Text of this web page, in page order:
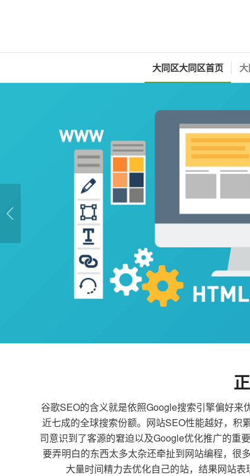
大同区大同区首页
谷歌SEO的含义就是依照Google搜索引擎偏好
近七成的全球搜索份额。网站SEO性能越好，积
司意识到了客源的窘迫以及Google优化推广的重
要弄明白的东西太多太杂还牵扯到网站编程，很
大量时间精力去优化自己的站，结果网站